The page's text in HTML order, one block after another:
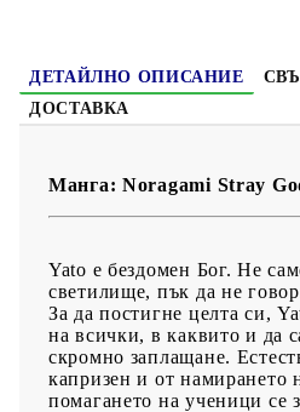
ДЕТАЙЛНО ОПИСАНИЕ
ДОСТАВКА
Манга: Noragami Stray
Yato е бездомен Бог. Не
светилище, пък да не
За да постигне целта си,
на всички, в каквито и да
скромно заплащане.
капризен и от намирането
помагането на ученици се